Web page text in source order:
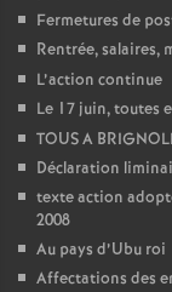
Fermetures de
Rentrée, salaires,
L’action continue
Le 17 juin, toutes
TOUS A
Déclaration
texte action
2008
Au pays d’Ubu roi
Affectations des